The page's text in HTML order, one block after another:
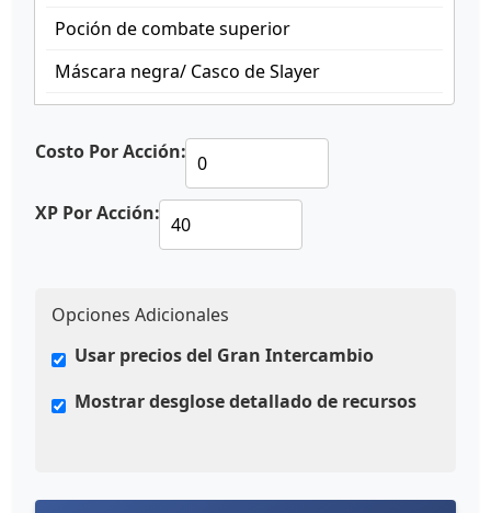
Costo Por Acción:
XP Por Acción:
Opciones Adicionales
Usar precios del Gran Intercambio
Mostrar desglose detallado de recursos